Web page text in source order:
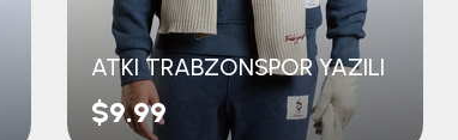
ATKI TRABZONSPOR YAZILI
$9.99